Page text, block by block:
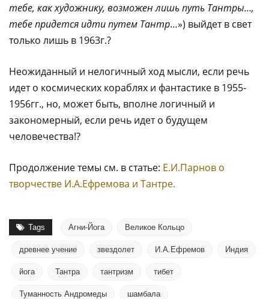
тебе, как художнику, возможен лишь путь Тантры…,
тебе придется идти путем Тантр…») выйдет в свет
только лишь в 1963г.?
Неожиданный и нелогичный ход мысли, если речь
идет о космических кораблях и фантастике в 1955-
1956гг., но, может быть, вполне логичный и
закономерный, если речь идет о будущем
человечества!?
Продолжение темы см. в статье: Е.И.Парнов о
творчестве И.А.Ефремова и Тантре.
Tags Агни-Йога Великое Кольцо
древнее учение звездолет И.А.Ефремов Индия
йога Тантра тантризм тибет
Туманность Андромеды шамбала